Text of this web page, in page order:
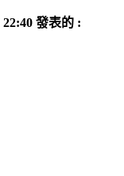
發表的 :